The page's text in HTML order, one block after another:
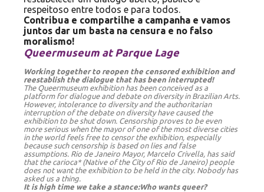
respeitoso entre todos e para todos.
Contribua e compartilhe a campanha e vamos
juntos dar um basta na censura e no falso
moralismo!
Queermuseum at Parque Lage
Working together to reopen the censored exhibition and
reestablish the dialogue that has been interrupted!
The Queermuseum exhibition has been conceived as a
platform for dialogue and debate on diversity in Brazilian Arts.
However, intolerance to diversity and the authoritarian
interruption of the debate on diversity have caused the
exhibition to be shut down. Censorship proves to be even
more serious when the mayor of one of the most diverse cities
in the world feels free to censor the exhibition, especially
because such censorship is based on lies and false
assumptions. Rio de Janeiro Mayor, Marcelo Crivella, has said
that the carioca* (Native of the City of Rio de Janeiro) people
does not want the exhibition to be held in the city. Nobody has
asked us a thing.
It is high time we take a stance:Who wants queer?